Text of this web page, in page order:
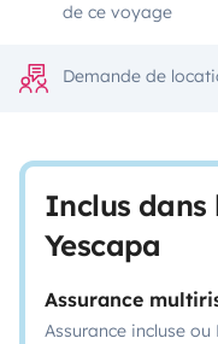
de ce voyage
Demande de
Inclus dans
Yescapa
Assurance
Assurance incluse